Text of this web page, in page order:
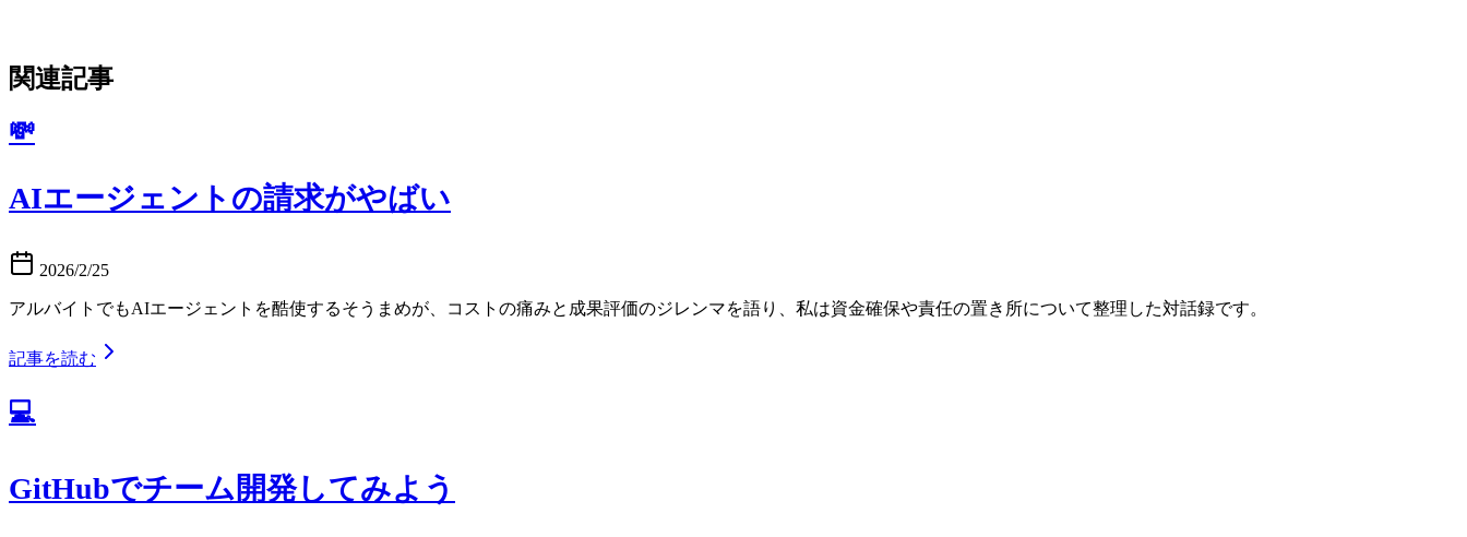
関連記事
💸
AIエージェントの請求がやばい
2026/2/25
アルバイトでもAIエージェントを酷使するそうまめが、コストの痛みと成果評価のジレンマを語り、私は資金確保や責任の置き所について整理した対話録です。
記事を読む
💻
GitHubでチーム開発してみよう